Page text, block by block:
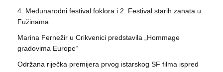
4. Međunarodni festival foklora i 2. Festival starih zanata u
Fužinama
Marina Fernežir u Crikvenici predstavila „Hommage
gradovima Europe“
Održana riječka premijera prvog istarskog SF filma ispred